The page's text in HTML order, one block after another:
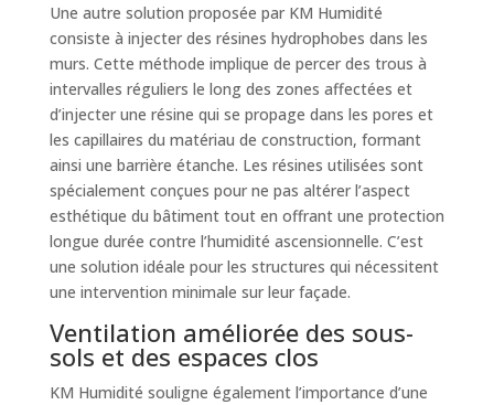
Une autre solution proposée par KM Humidité
consiste à injecter des résines hydrophobes dans les
murs. Cette méthode implique de percer des trous à
intervalles réguliers le long des zones affectées et
d’injecter une résine qui se propage dans les pores et
les capillaires du matériau de construction, formant
ainsi une barrière étanche. Les résines utilisées sont
spécialement conçues pour ne pas altérer l’aspect
esthétique du bâtiment tout en offrant une protection
longue durée contre l’humidité ascensionnelle. C’est
une solution idéale pour les structures qui nécessitent
une intervention minimale sur leur façade.
Ventilation améliorée des sous-
sols et des espaces clos
KM Humidité souligne également l’importance d’une